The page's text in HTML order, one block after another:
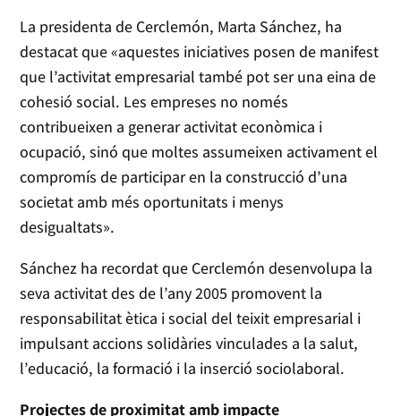
La presidenta de Cerclemón, Marta Sánchez, ha
destacat que «aquestes iniciatives posen de manifest
que l’activitat empresarial també pot ser una eina de
cohesió social. Les empreses no només
contribueixen a generar activitat econòmica i
ocupació, sinó que moltes assumeixen activament el
compromís de participar en la construcció d’una
societat amb més oportunitats i menys
desigualtats».
Sánchez ha recordat que Cerclemón desenvolupa la
seva activitat des de l’any 2005 promovent la
responsabilitat ètica i social del teixit empresarial i
impulsant accions solidàries vinculades a la salut,
l’educació, la formació i la inserció sociolaboral.
Projectes de proximitat amb impacte